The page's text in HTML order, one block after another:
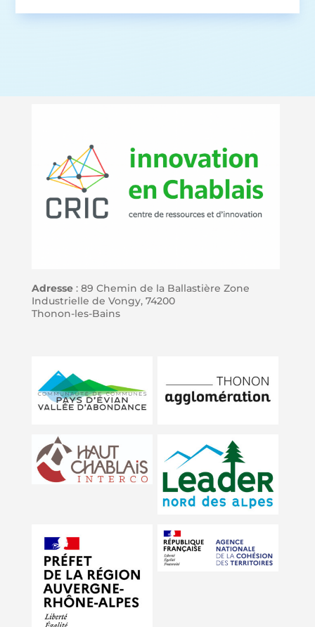
Adresse: 89 Chemin de la Ballastière Zone
Industrielle de Vongy, 74200
Thonon-les-Bains